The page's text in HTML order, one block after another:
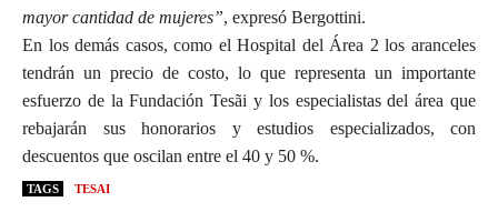
mayor cantidad de mujeres”, expresó Bergottini.
En los demás casos, como el Hospital del Área 2 los aranceles
tendrán un precio de costo, lo que representa un importante
esfuerzo de la Fundación Tesãi y los especialistas del área que
rebajarán sus honorarios y estudios especializados, con
descuentos que oscilan entre el 40 y 50 %.
TAGS TESAI